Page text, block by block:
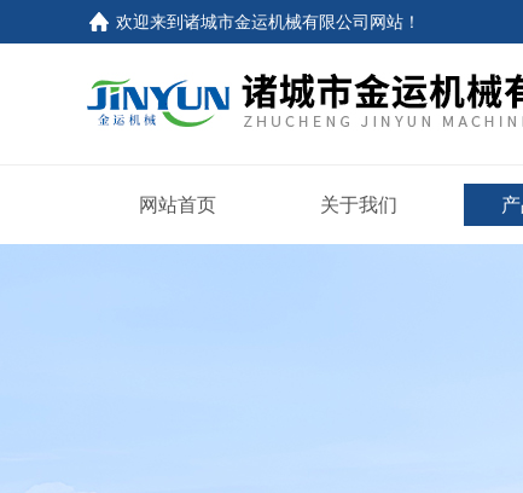
欢迎来到诸城市金运机械有限公司网站 ！
网站首页 关于我们